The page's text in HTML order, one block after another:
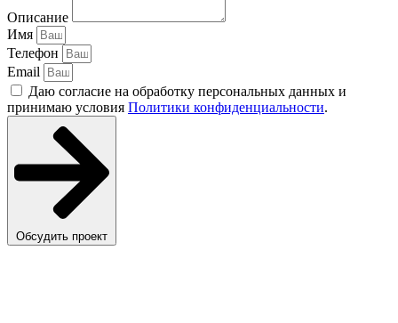
Описание
Имя
Телефон
Email
Даю согласие на обработку персональных данных и
принимаю условия Политики конфиденциальности.
Обсудить проект